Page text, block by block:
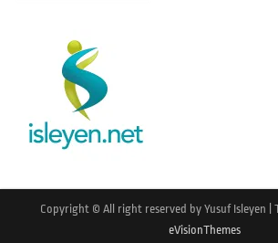
Copyright © All right reserved by Yusuf Isleyen
eVisionThemes